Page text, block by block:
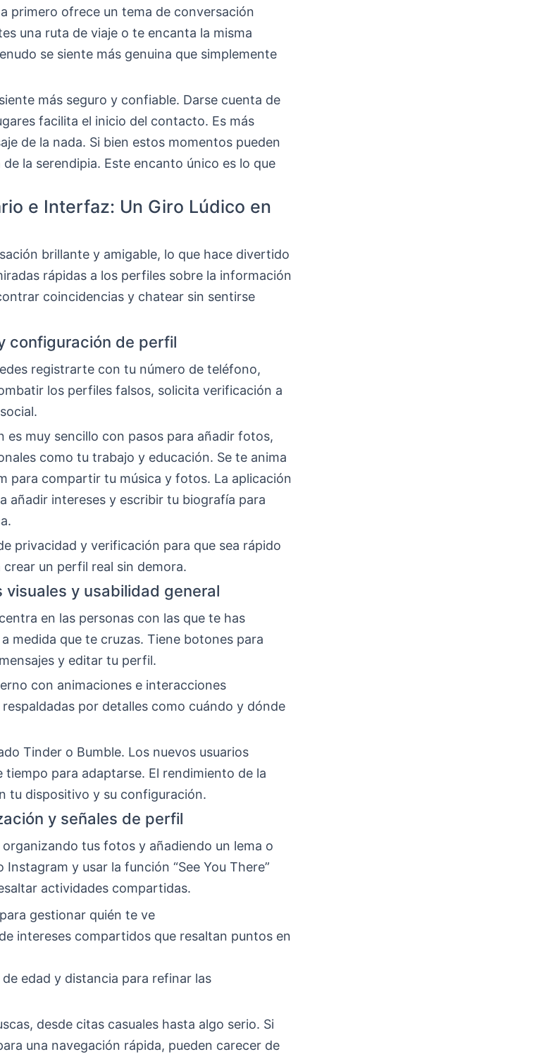
primero ofrece un tema de conversación
una ruta de viaje o te encanta la misma
se siente más genuina que simplemente
más seguro y confiable. Darse cuenta de
facilita el inicio del contacto. Es más
de la nada. Si bien estos momentos pueden
la serendipia. Este encanto único es lo que
e Interfaz: Un Giro Lúdico en
brillante y amigable, lo que hace divertido
rápidas a los perfiles sobre la información
coincidencias y chatear sin sentirse
configuración de perfil
registrarte con tu número de teléfono,
los perfiles falsos, solicita verificación a
es muy sencillo con pasos para añadir fotos,
como tu trabajo y educación. Se te anima
para compartir tu música y fotos. La aplicación
añadir intereses y escribir tu biografía para
privacidad y verificación para que sea rápido
un perfil real sin demora.
visuales y usabilidad general
en las personas con las que te has
medida que te cruzas. Tiene botones para
y editar tu perfil.
con animaciones e interacciones
por detalles como cuándo y dónde
Tinder o Bumble. Los nuevos usuarios
para adaptarse. El rendimiento de la
tu dispositivo y su configuración.
y señales de perfil
tus fotos y añadiendo un lema o
y usar la función “See You There”
actividades compartidas.
gestionar quién te ve
intereses compartidos que resaltan puntos en
edad y distancia para refinar las
desde citas casuales hasta algo serio. Si
una navegación rápida, pueden carecer de